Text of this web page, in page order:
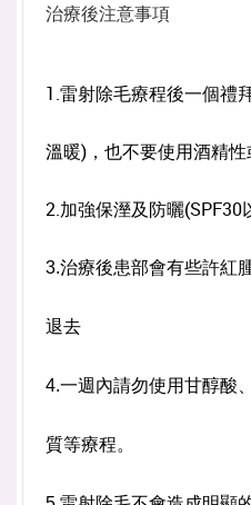
治療後注意事項
1.雷射除毛療程後一個禮
溫暖)，也不要使用酒精性
2.加強保溼及防曬(SPF30
3.治療後患部會有些許紅
退去
4.一週內請勿使用甘醇酸
質等療程。